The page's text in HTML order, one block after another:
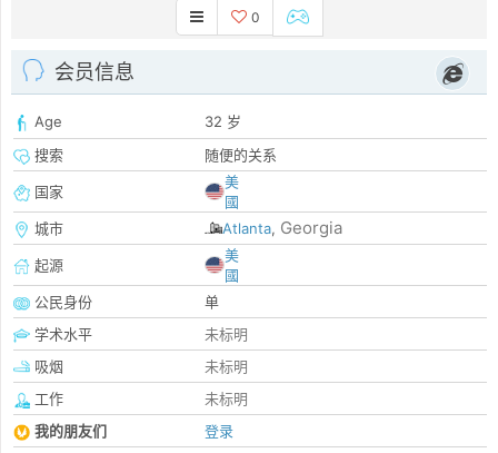
0
会员信息
Age
32 岁
搜索
随便的关系
国家
美
國
城市
Atlanta, Georgia
起源
美
國
公民身份
单
学术水平
未标明
吸烟
未标明
工作
未标明
我的朋友们
登录